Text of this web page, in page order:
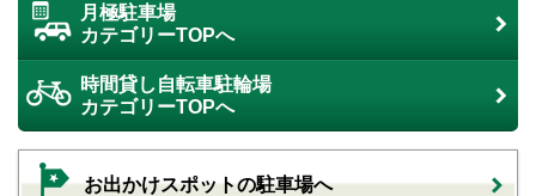
月極駐車場
カテゴリーTOPへ
時間貸し自転車駐輪場
カテゴリーTOPへ
お出かけスポットの駐車場へ